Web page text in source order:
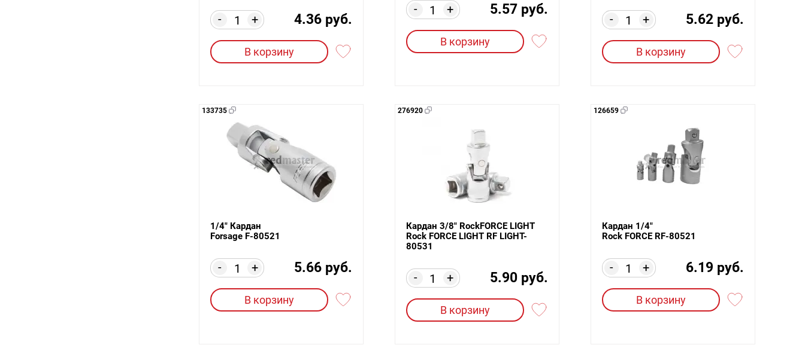
+
- 4.36 руб.
В корзину
+
- 5.57 руб.
В корзину
+
- 5.62 руб.
В корзину
133735
1/4" Кардан
Forsage F-80521
+
- 5.66 руб.
В корзину
276920
Кардан 3/8" RockFORCE LIGHT
Rock FORCE LIGHT RF LIGHT-
80531
+
- 5.90 руб.
В корзину
126659
Кардан 1/4"
Rock FORCE RF-80521
+
- 6.19 руб.
В корзину